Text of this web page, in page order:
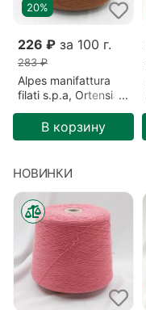
20%
226 ₽ за 100 г.
283 ₽
Alpes manifattura
filati s.p.a, Ortensia,
Коричневый/Сигара
(2193)
В корзину
НОВИНКИ